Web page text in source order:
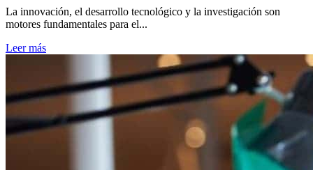
La innovación, el desarrollo tecnológico y la investigación son
motores fundamentales para el...
Leer más